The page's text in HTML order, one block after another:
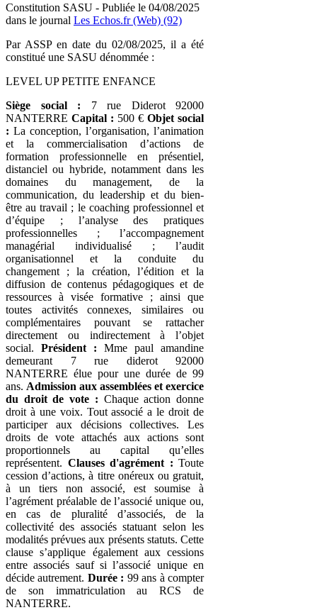
Constitution SASU - Publiée le 04/08/2025
dans le journal Les Echos.fr (Web) (92)
Par ASSP en date du 02/08/2025, il a été
constitué une SASU dénommée :
LEVEL UP PETITE ENFANCE
Siège social : 7 rue Diderot 92000
NANTERRE Capital : 500 € Objet social
: La conception, l’organisation, l’animation
et la commercialisation d’actions de
formation professionnelle en présentiel,
distanciel ou hybride, notamment dans les
domaines du management, de la
communication, du leadership et du bien-
être au travail ; le coaching professionnel et
d’équipe ; l’analyse des pratiques
professionnelles ; l’accompagnement
managérial individualisé ; l’audit
organisationnel et la conduite du
changement ; la création, l’édition et la
diffusion de contenus pédagogiques et de
ressources à visée formative ; ainsi que
toutes activités connexes, similaires ou
complémentaires pouvant se rattacher
directement ou indirectement à l’objet
social. Président : Mme paul amandine
demeurant 7 rue diderot 92000
NANTERRE élue pour une durée de 99
ans. Admission aux assemblées et exercice
du droit de vote : Chaque action donne
droit à une voix. Tout associé a le droit de
participer aux décisions collectives. Les
droits de vote attachés aux actions sont
proportionnels au capital qu’elles
représentent. Clauses d'agrément : Toute
cession d’actions, à titre onéreux ou gratuit,
à un tiers non associé, est soumise à
l’agrément préalable de l’associé unique ou,
en cas de pluralité d’associés, de la
collectivité des associés statuant selon les
modalités prévues aux présents statuts. Cette
clause s’applique également aux cessions
entre associés sauf si l’associé unique en
décide autrement. Durée : 99 ans à compter
de son immatriculation au RCS de
NANTERRE.